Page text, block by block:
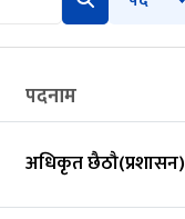
पदनाम
अधिकृत छैठौ(प्रशासन)